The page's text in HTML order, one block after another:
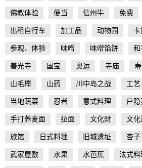
佛教体验 便当 信州牛 免费
出租自行车 加工品 动物园 卡
参观、体验 味噌 味噌馅饼 和
善光寺 国宝 奥运 寺庙
山毛榉 山药 川中岛之战 工艺
当地蔬菜 忍者 意式料理 户
手打荞麦面 拉面 文化財 文化
旅馆 日式料理 旧城遗址 杏子
武家屋敷 水果 水芭蕉 法式料